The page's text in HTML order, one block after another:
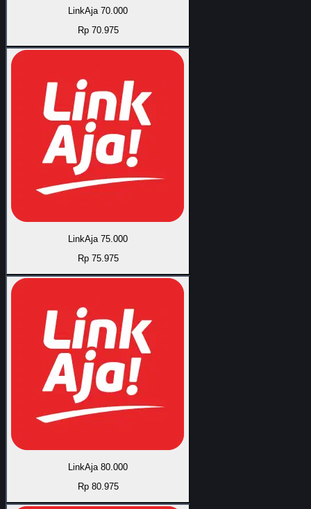
LinkAja 70.000
Rp 70.975
LinkAja 75.000
Rp 75.975
LinkAja 80.000
Rp 80.975